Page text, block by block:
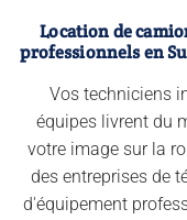
Location de
professionnels en
Vos techniciens
équipes livrent du
votre image sur la
des entreprises de
d'équipement